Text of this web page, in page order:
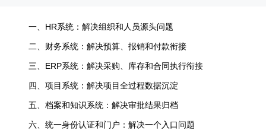
一、HR系统：解决组织和人员源头问题
二、财务系统：解决预算、报销和付款衔接
三、ERP系统：解决采购、库存和合同执行衔接
四、项目系统：解决项目全过程数据沉淀
五、档案和知识系统：解决审批结果归档
六、统一身份认证和门户：解决一个入口问题